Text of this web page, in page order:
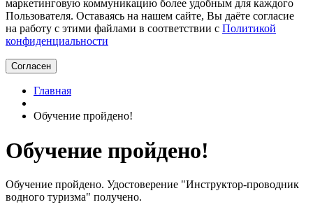
маркетинговую коммуникацию более удобным для каждого
Пользователя. Оставаясь на нашем сайте, Вы даёте согласие
на работу с этими файлами в соответствии с Политикой
конфиденциальности
Согласен
Главная
Обучение пройдено!
Обучение пройдено!
Обучение пройдено. Удостоверение "Инструктор-проводник
водного туризма" получено.